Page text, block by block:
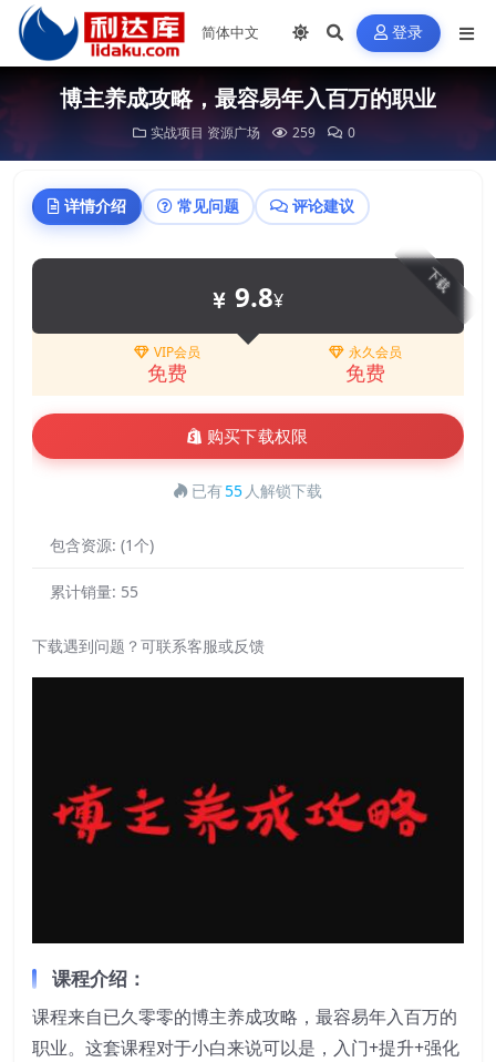
登录
博主养成攻略，最容易年入百万的职业
实战项目 资源广场 259 0
详情介绍 常见问题 评论建议
下载
9.8¥
VIP会员
免费
永久会员
免费
购买下载权限
已有55 人解锁下载
包含资源: (1个)
累计销量: 55
下载遇到问题？可联系客服或反馈
课程介绍：
课程来自已久零零的博主养成攻略，最容易年入百万的
职业。这套课程对于小白来说可以是，入门+提升+强化